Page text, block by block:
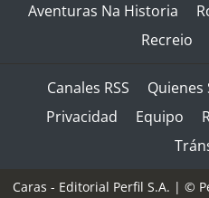
Aventuras Na Historia
Recreio
Canales RSS Quienes
Privacidad
Equipo
Caras - Editorial Perfil S.A. | ©